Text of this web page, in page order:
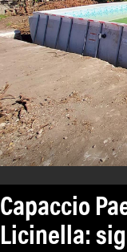
Capaccio
Licinella: